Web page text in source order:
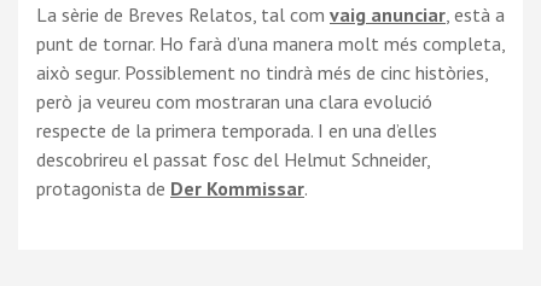
La sèrie de Breves Relatos, tal com vaig anunciar , està a
punt de tornar. Ho farà d’una manera molt més completa,
això segur. Possiblement no tindrà més de cinc històries,
però ja veureu com mostraran una clara evolució
respecte de la primera temporada. I en una d’elles
descobrireu el passat fosc del Helmut Schneider,
protagonista de Der Kommissar.